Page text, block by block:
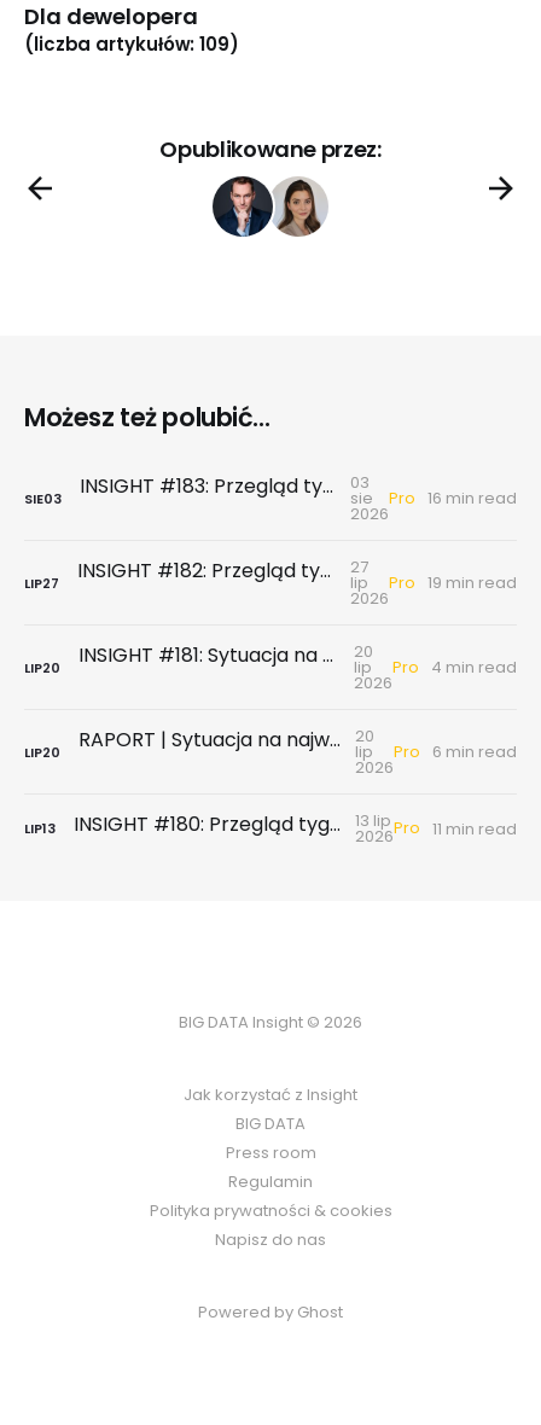
Dla dewelopera
(liczba artykułów: 109)
Opublikowane przez:
Możesz też polubić...
SIE03 INSIGHT #183: Przegląd tygodniowy | Najnowsze dane GUS … czyli sezon wakacyjny z wiatrem w żagle 03
sie
2026
Pro 16 min read
LIP27 INSIGHT #182: Przegląd tygodniowy | Rynek biurowy - powierzchni biurowych nie brakuje, chyba że tych w najnowszym standardzie 27
lip
2026
Pro 19 min read
LIP20 INSIGHT #181: Sytuacja na największych rynkach mieszkaniowych po II kwartale 2026 20
lip
2026
Pro 4 min read
LIP20 RAPORT | Sytuacja na największych rynkach mieszkaniowych po II kwartale 2026 20
lip
2026
Pro 6 min read
LIP13 INSIGHT #180: Przegląd tygodniowy | Badanie ankietowe NBP - rynek wtórny & najem 13 lip
2026Pro 11 min read
BIG DATA Insight © 2026
Jak korzystać z Insight
BIG DATA
Press room
Regulamin
Polityka prywatności & cookies
Napisz do nas
Powered by Ghost